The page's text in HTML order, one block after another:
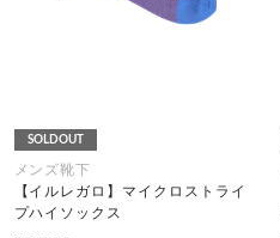
SOLDOUT
メンズ靴下
【イルレガロ】マイクロストライ
プハイソックス